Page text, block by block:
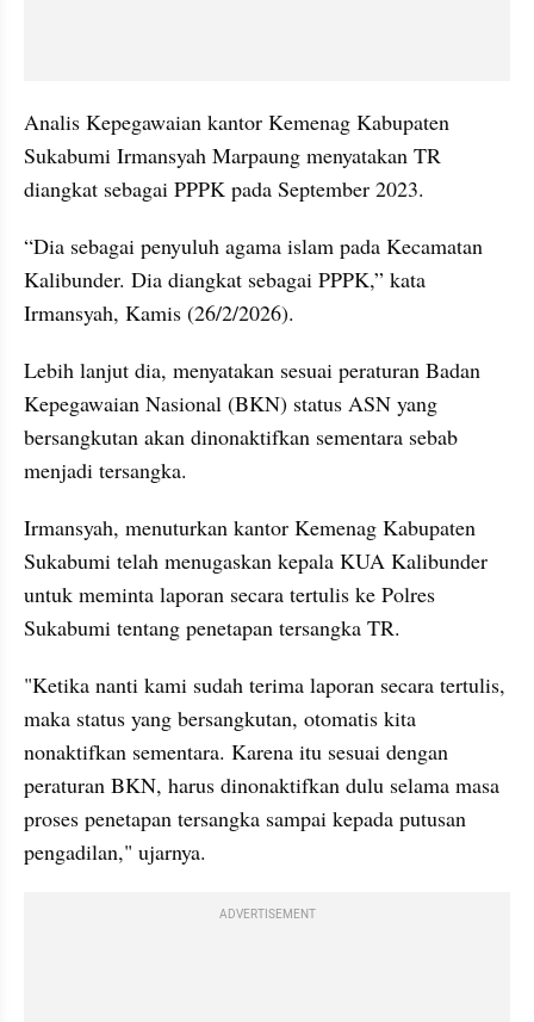
Analis Kepegawaian kantor Kemenag Kabupaten
Sukabumi Irmansyah Marpaung menyatakan TR
diangkat sebagai PPPK pada September 2023.
“Dia sebagai penyuluh agama islam pada Kecamatan
Kalibunder. Dia diangkat sebagai PPPK,” kata
Irmansyah, Kamis (26/2/2026).
Lebih lanjut dia, menyatakan sesuai peraturan Badan
Kepegawaian Nasional (BKN) status ASN yang
bersangkutan akan dinonaktifkan sementara sebab
menjadi tersangka.
Irmansyah, menuturkan kantor Kemenag Kabupaten
Sukabumi telah menugaskan kepala KUA Kalibunder
untuk meminta laporan secara tertulis ke Polres
Sukabumi tentang penetapan tersangka TR.
"Ketika nanti kami sudah terima laporan secara tertulis,
maka status yang bersangkutan, otomatis kita
nonaktifkan sementara. Karena itu sesuai dengan
peraturan BKN, harus dinonaktifkan dulu selama masa
proses penetapan tersangka sampai kepada putusan
pengadilan," ujarnya.
ADVERTISEMENT